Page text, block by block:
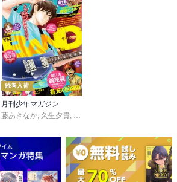
続巻入荷
月刊少年マガジン
藤あきなか, 久生夕貴, 和田あつむ